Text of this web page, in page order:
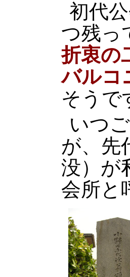
初代
つ残っ
折衷の
バルコ
そうで
いつ
が、先
没）が
会所と